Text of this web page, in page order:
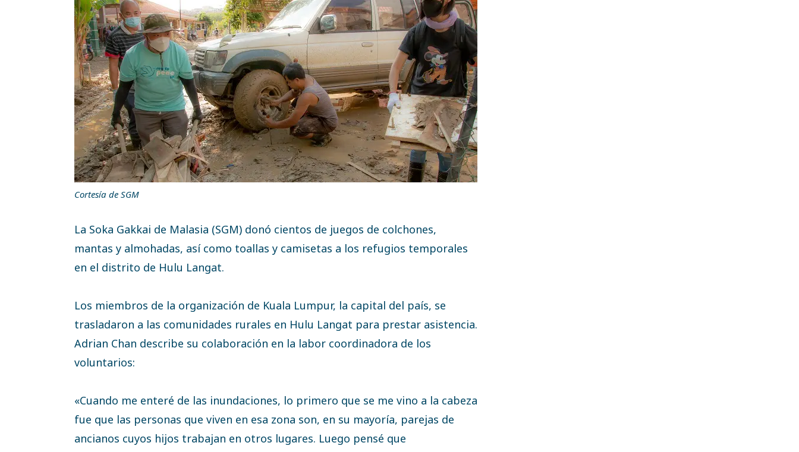
Cortesía de SGM
La Soka Gakkai de Malasia (SGM) donó cientos de juegos de colchones,
mantas y almohadas, así como toallas y camisetas a los refugios temporales
en el distrito de Hulu Langat.
Los miembros de la organización de Kuala Lumpur, la capital del país, se
trasladaron a las comunidades rurales en Hulu Langat para prestar asistencia.
Adrian Chan describe su colaboración en la labor coordinadora de los
voluntarios:
«Cuando me enteré de las inundaciones, lo primero que se me vino a la cabeza
fue que las personas que viven en esa zona son, en su mayoría, parejas de
ancianos cuyos hijos trabajan en otros lugares. Luego pensé que